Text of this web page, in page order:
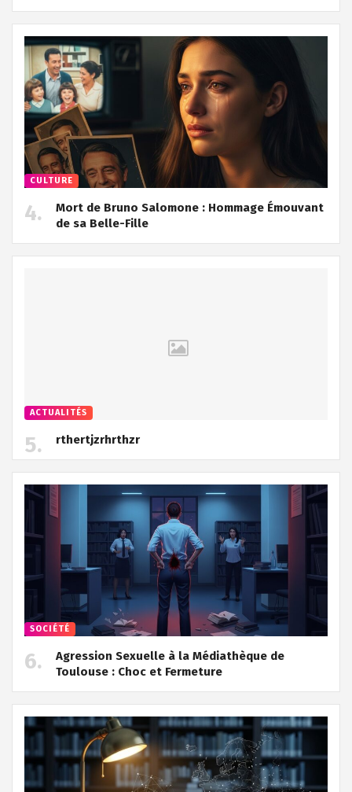
CULTURE
Mort de Bruno Salomone : Hommage Émouvant
de sa Belle-Fille
ACTUALITÉS
rthertjzrhrthzr
SOCIÉTÉ
Agression Sexuelle à la Médiathèque de
Toulouse : Choc et Fermeture